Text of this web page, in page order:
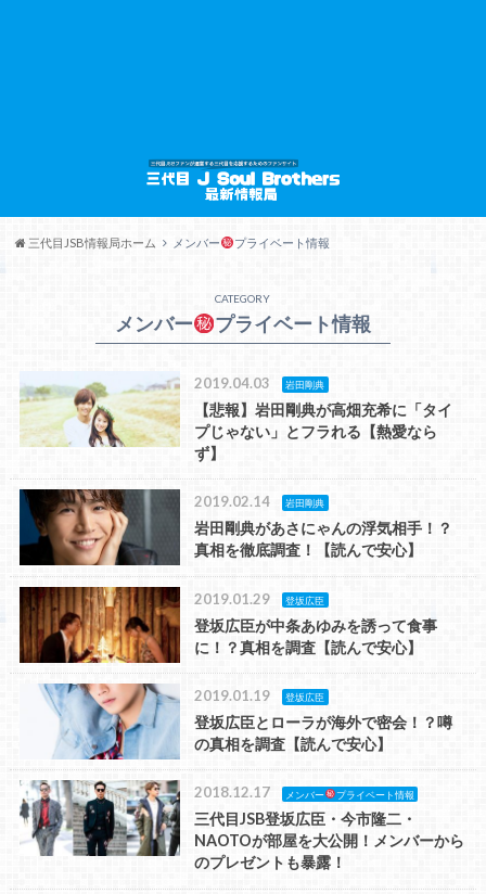
三代目JSB情報局ホーム メンバー プライベート情報
CATEGORY
メンバー プライベート情報
2019.04.03 岩田剛典
【悲報】岩田剛典が高畑充希に「タイ
プじゃない」とフラれる【熱愛なら
ず】
2019.02.14 岩田剛典
岩田剛典があさにゃんの浮気相手！？
真相を徹底調査！【読んで安心】
2019.01.29 登坂広臣
登坂広臣が中条あゆみを誘って食事
に！？真相を調査【読んで安心】
2019.01.19 登坂広臣
登坂広臣とローラが海外で密会！？噂
の真相を調査【読んで安心】
2018.12.17 メンバー プライベート情報
三代目JSB登坂広臣・今市隆二・
NAOTOが部屋を大公開！メンバーから
のプレゼントも暴露！